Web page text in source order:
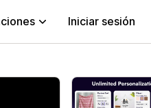
Iniciar sesión